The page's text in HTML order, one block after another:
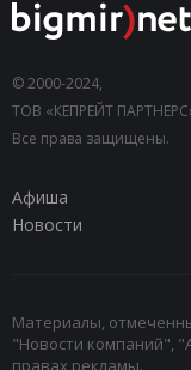
© 2000-2024,
ТОВ «КЕПРЕЙТ
Все права защищены.
Афиша
Новости
Материалы,
"Новости компаний",
правах рекламы.